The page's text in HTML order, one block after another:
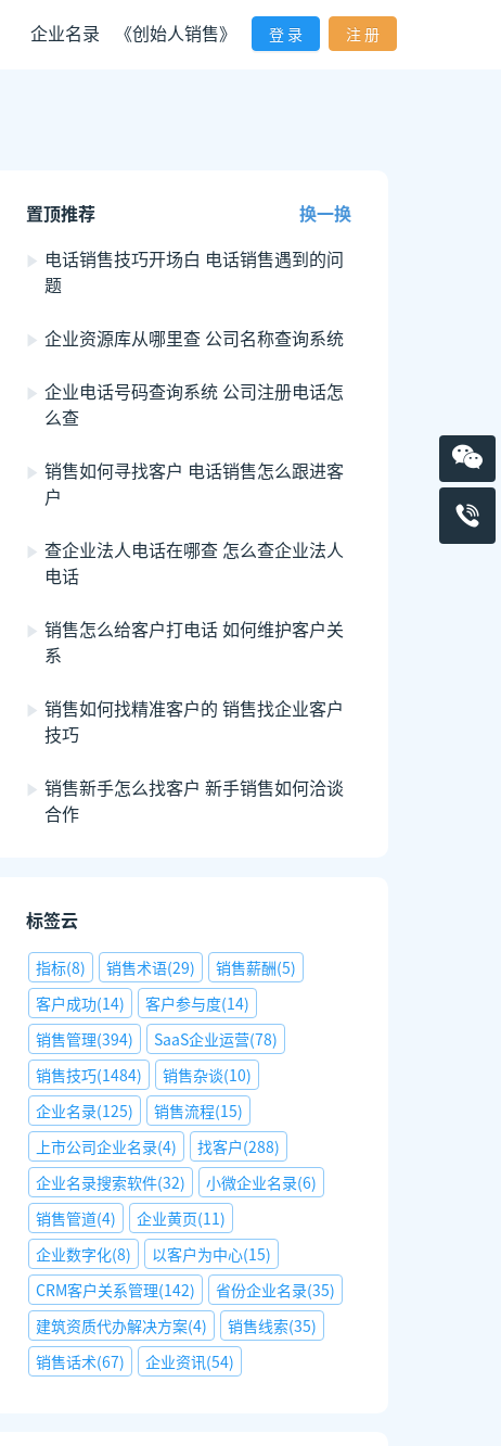
企业名录 《创始人销售》 登 录 注 册
置顶推荐
换一换
电话销售技巧开场白 电话销售遇到的问
题
企业资源库从哪里查 公司名称查询系统
企业电话号码查询系统 公司注册电话怎
么查
销售如何寻找客户 电话销售怎么跟进客
户
查企业法人电话在哪查 怎么查企业法人
电话
销售怎么给客户打电话 如何维护客户关
系
销售如何找精准客户的 销售找企业客户
技巧
销售新手怎么找客户 新手销售如何洽谈
合作
标签云
指标(8) 销售术语(29) 销售薪酬(5)
客户成功(14) 客户参与度(14)
销售管理(394) SaaS企业运营(78)
销售技巧(1484) 销售杂谈(10)
企业名录(125) 销售流程(15)
上市公司企业名录(4) 找客户(288)
企业名录搜索软件(32) 小微企业名录(6)
销售管道(4) 企业黄页(11)
企业数字化(8) 以客户为中心(15)
CRM客户关系管理(142) 省份企业名录(35)
建筑资质代办解决方案(4) 销售线索(35)
销售话术(67) 企业资讯(54)